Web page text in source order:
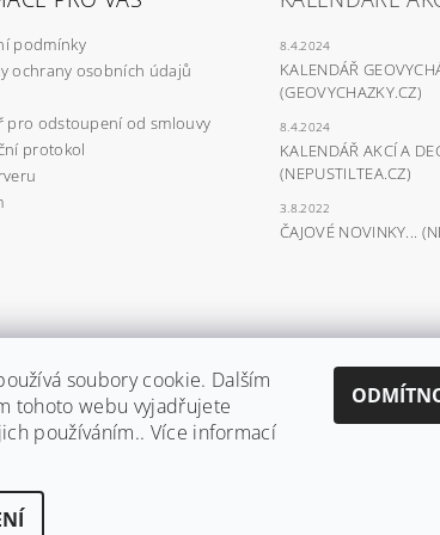
podmínky
ochrany osobních údajů
pro odstoupení od smlouvy
protokol
8.4.2024
KALENDÁŘ
(GEOVYCHAZKY.CZ)
8.4.2024
KALENDÁŘ AKCÍ A
(NEPUSTILTEA.CZ)
3.8.2022
ČAJOVÉ NOVINKY...
thajský hořký meloun/okurka (bio) bylinná čokoláda
Aš | časopis VE HVĚZDÁCH | Westman -
| Aš známá i neznámá - absolventská práce | Aš, 150
minulosti - Josef Malý | Ašský web | město Aš - letecký
Aš | doména TEATENDER.CZ - na prodej!
cookies
soubory cookie. Dalším
tohoto webu vyjadřujete
používáním.. Více informací